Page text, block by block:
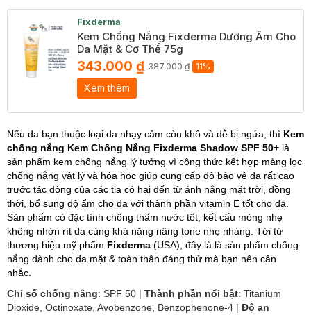
Fixderma
Kem Chống Nắng Fixderma Dưỡng Ẩm Cho
Da Mặt & Cơ Thể 75g
343.000 ₫ 387.000 ₫ 11%
Xem thêm
Nếu da bạn thuộc loại da nhạy cảm còn khô và dễ bị ngứa, thì Kem
chống nắng Kem Chống Nắng Fixderma Shadow SPF 50+ là
sản phẩm kem chống nắng lý tưởng vì công thức kết hợp màng lọc
chống nắng vật lý và hóa học giúp cung cấp độ bảo vệ da rất cao
trước tác động của các tia có hại đến từ ánh nắng mặt trời, đồng
thời, bổ sung độ ẩm cho da với thành phần vitamin E tốt cho da.
Sản phẩm có đặc tính chống thấm nước tốt, kết cấu mỏng nhẹ
không nhờn rít da cùng khả năng nâng tone nhẹ nhàng. Tới từ
thương hiệu mỹ phẩm Fixderma (USA), đây là là sản phẩm chống
nắng dành cho da mặt & toàn thân đáng thử mà bạn nên cân
nhắc.
Chỉ số chống nắng: SPF 50 | Thành phần nổi bật: Titanium
Dioxide, Octinoxate, Avobenzone, Benzophenone-4 | Độ an